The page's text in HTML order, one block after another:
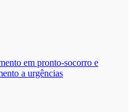
em pronto-socorro e
a urgências